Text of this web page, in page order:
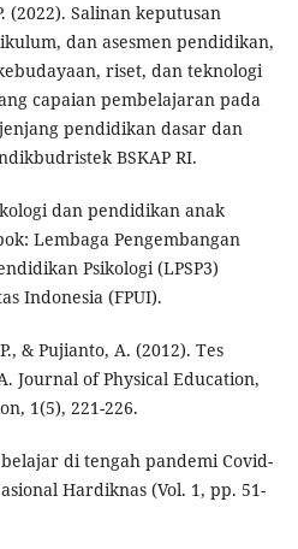
(2022). Salinan keputusan
dan asesmen pendidikan,
riset, dan teknologi
capaian pembelajaran pada
pendidikan dasar dan
BSKAP RI.
dan pendidikan anak
Lembaga Pengembangan
Psikologi (LPSP3)
Indonesia (FPUI).
& Pujianto, A. (2012). Tes
Journal of Physical Education,
1(5), 221-226.
di tengah pandemi Covid-
Hardiknas (Vol. 1, pp. 51-